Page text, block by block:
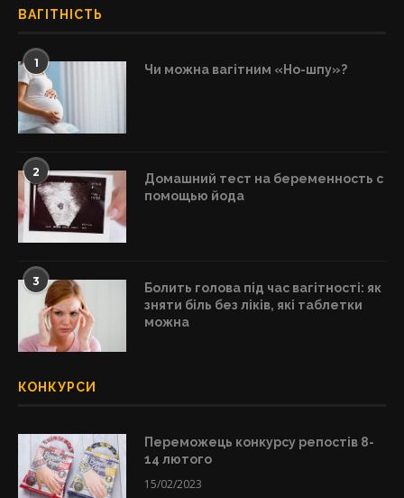
ВАГІТНІСТЬ
1 Чи можна вагітним «Но-шпу»?
2
Домашний тест на беременность с
помощью йода
3
Болить голова під час вагітності: як
зняти біль без ліків, які таблетки
можна
КОНКУРСИ
Переможець конкурсу репостів 8-
14 лютого
15/02/2023